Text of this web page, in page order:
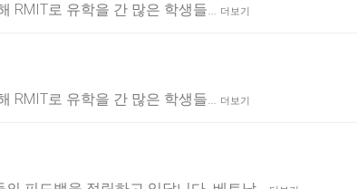
RMIT로 유학을 간 많은 학생들… 더보기
RMIT로 유학을 간 많은 학생들… 더보기